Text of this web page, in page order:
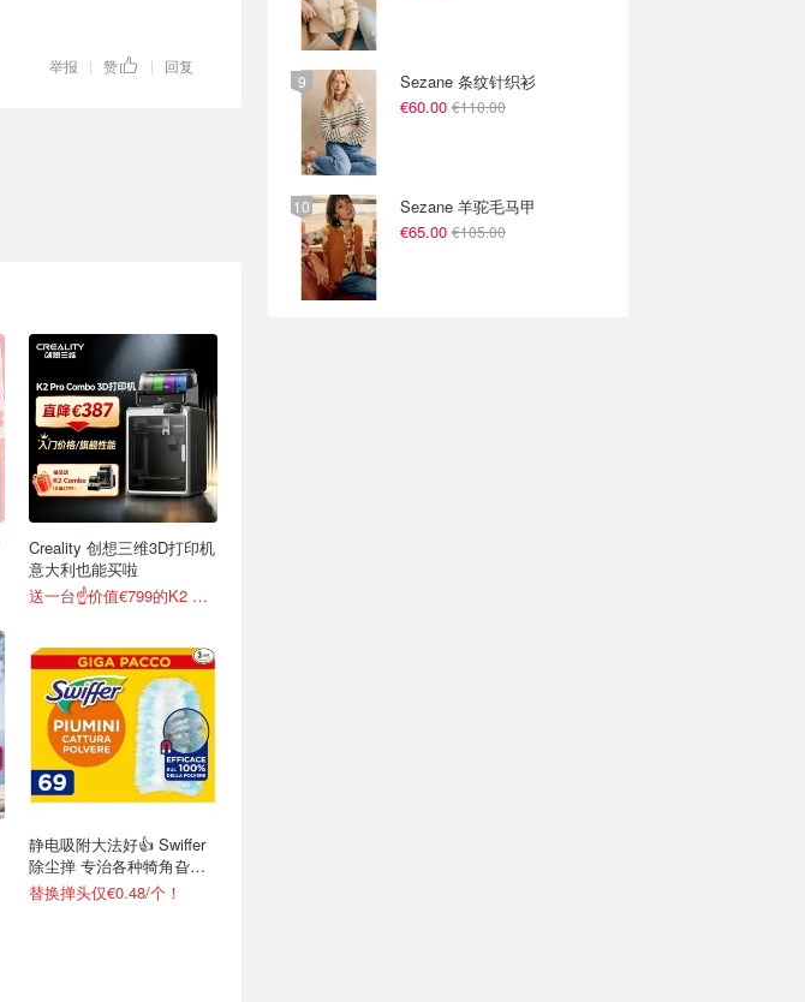
举报 | 赞 | 回复
Creality 创想三维3D打印机
意大利也能买啦
送一台☝️价值€799的K2 Combo！
静电吸附大法好👍 Swiffer
除尘掸 专治各种犄角旮
旯！
替换掸头仅€0.48/个！
Sezane 条纹针织衫
€60.00 €110.00
Sezane 羊驼毛马甲
€65.00 €105.00